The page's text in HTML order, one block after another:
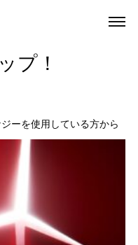
プ！
ーを使用している方から